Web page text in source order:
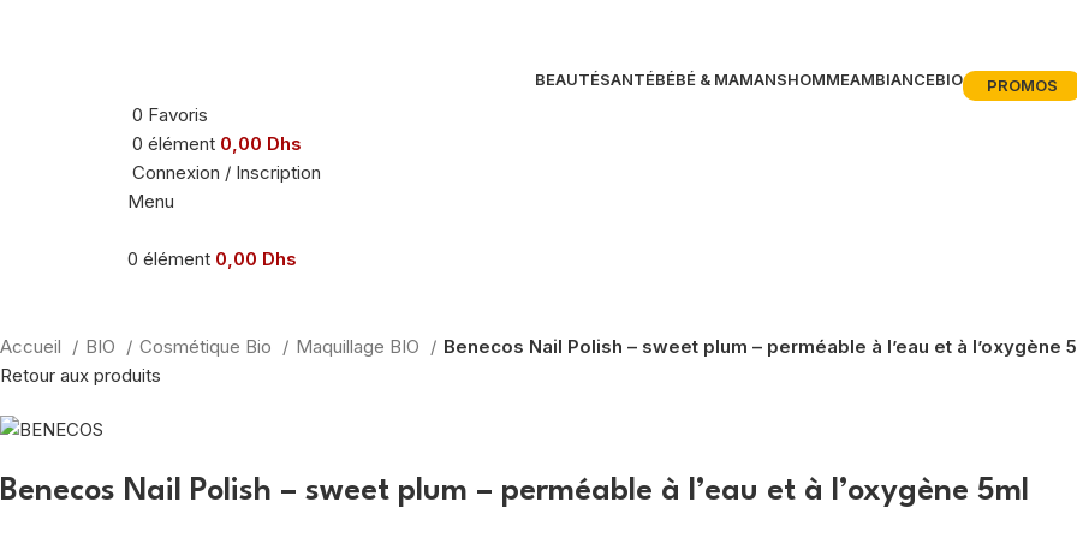
BEAUTÉSANTÉBÉBÉ & MAMANSHOMMEAMBIANCEBIO PROMOS
0 Favoris
0 élément 0,00 Dhs
Connexion / Inscription
Menu
0 élément 0,00 Dhs
Accueil
BIO Cosmétique Bio Maquillage BIO
Benecos Nail Polish – sweet plum – perméable à l’eau et à l’oxygène
Retour aux produits
Benecos Nail Polish – sweet plum – perméable à l’eau et à l’oxygène 5ml